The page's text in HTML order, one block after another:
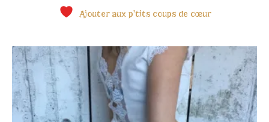
Ajouter aux p'tits coups de cœur